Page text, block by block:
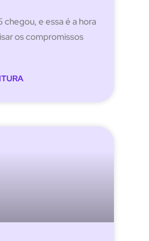
e essa é a hora
os compromissos